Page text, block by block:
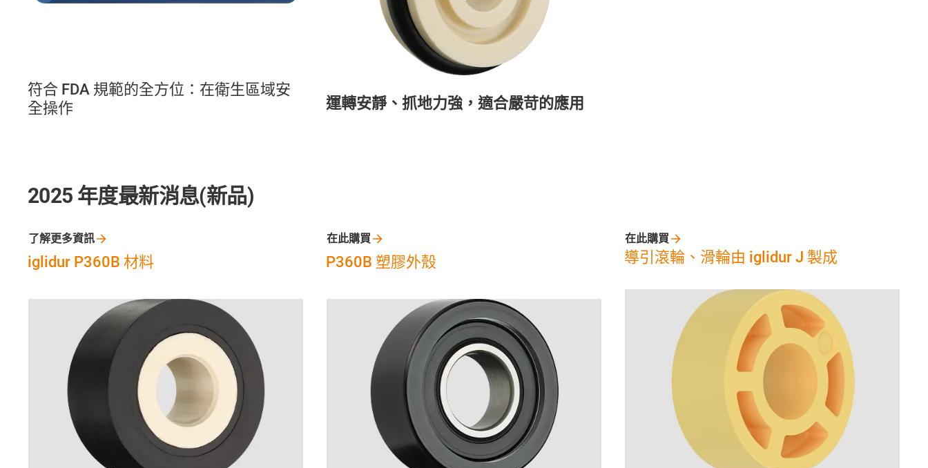
符合 FDA 規範的全方位：在衛生區域安
全操作
運轉安靜、抓地力強，適合嚴苛的應用
2025 年度最新消息(新品)
iglidur P360B 材料
了解更多資訊
P360B 塑膠外殼
在此購買
導引滾輪、滑輪由 iglidur J 製成
在此購買